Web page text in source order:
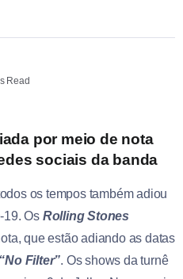
Read
por meio de nota
sociais da banda
os tempos também adiou
19. Os Rolling Stones
que estão adiando as datas
“No Filter”. Os shows da turnê